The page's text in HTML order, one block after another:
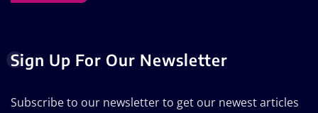
Sign Up For Our Newsletter
Subscribe to our newsletter to get our newest articles